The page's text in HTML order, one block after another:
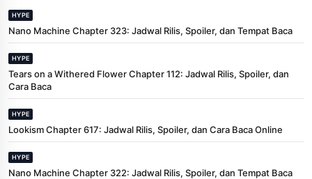
HYPE
Nano Machine Chapter 323: Jadwal Rilis, Spoiler, dan Tempat Baca
HYPE
Tears on a Withered Flower Chapter 112: Jadwal Rilis, Spoiler, dan
Cara Baca
HYPE
Lookism Chapter 617: Jadwal Rilis, Spoiler, dan Cara Baca Online
HYPE
Nano Machine Chapter 322: Jadwal Rilis, Spoiler, dan Tempat Baca